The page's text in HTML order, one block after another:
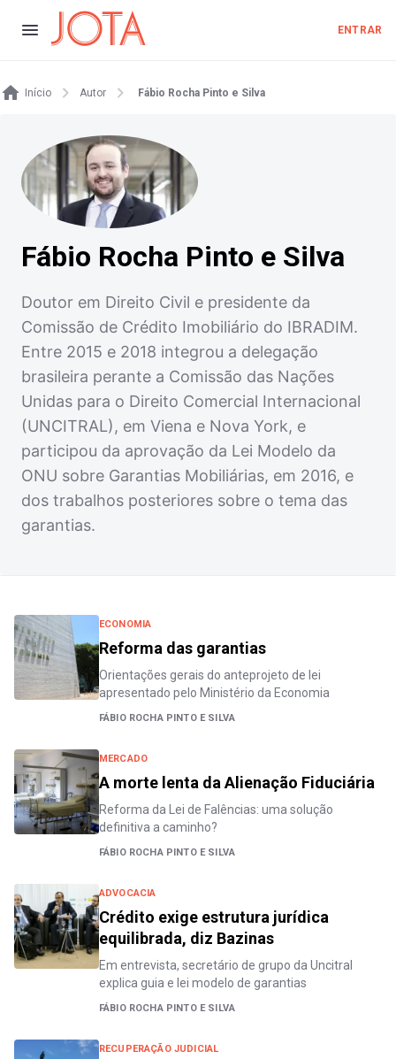
ENTRAR
Início Autor Fábio Rocha Pinto e Silva
Fábio Rocha Pinto e Silva
Doutor em Direito Civil e presidente da
Comissão de Crédito Imobiliário do IBRADIM.
Entre 2015 e 2018 integrou a delegação
brasileira perante a Comissão das Nações
Unidas para o Direito Comercial Internacional
(UNCITRAL), em Viena e Nova York, e
participou da aprovação da Lei Modelo da
ONU sobre Garantias Mobiliárias, em 2016, e
dos trabalhos posteriores sobre o tema das
garantias.
ECONOMIA
Reforma das garantias
Orientações gerais do anteprojeto de lei
apresentado pelo Ministério da Economia
FÁBIO ROCHA PINTO E SILVA
MERCADO
A morte lenta da Alienação Fiduciária
Reforma da Lei de Falências: uma solução
definitiva a caminho?
FÁBIO ROCHA PINTO E SILVA
ADVOCACIA
Crédito exige estrutura jurídica
equilibrada, diz Bazinas
Em entrevista, secretário de grupo da Uncitral
explica guia e lei modelo de garantias
FÁBIO ROCHA PINTO E SILVA
RECUPERAÇÃO JUDICIAL